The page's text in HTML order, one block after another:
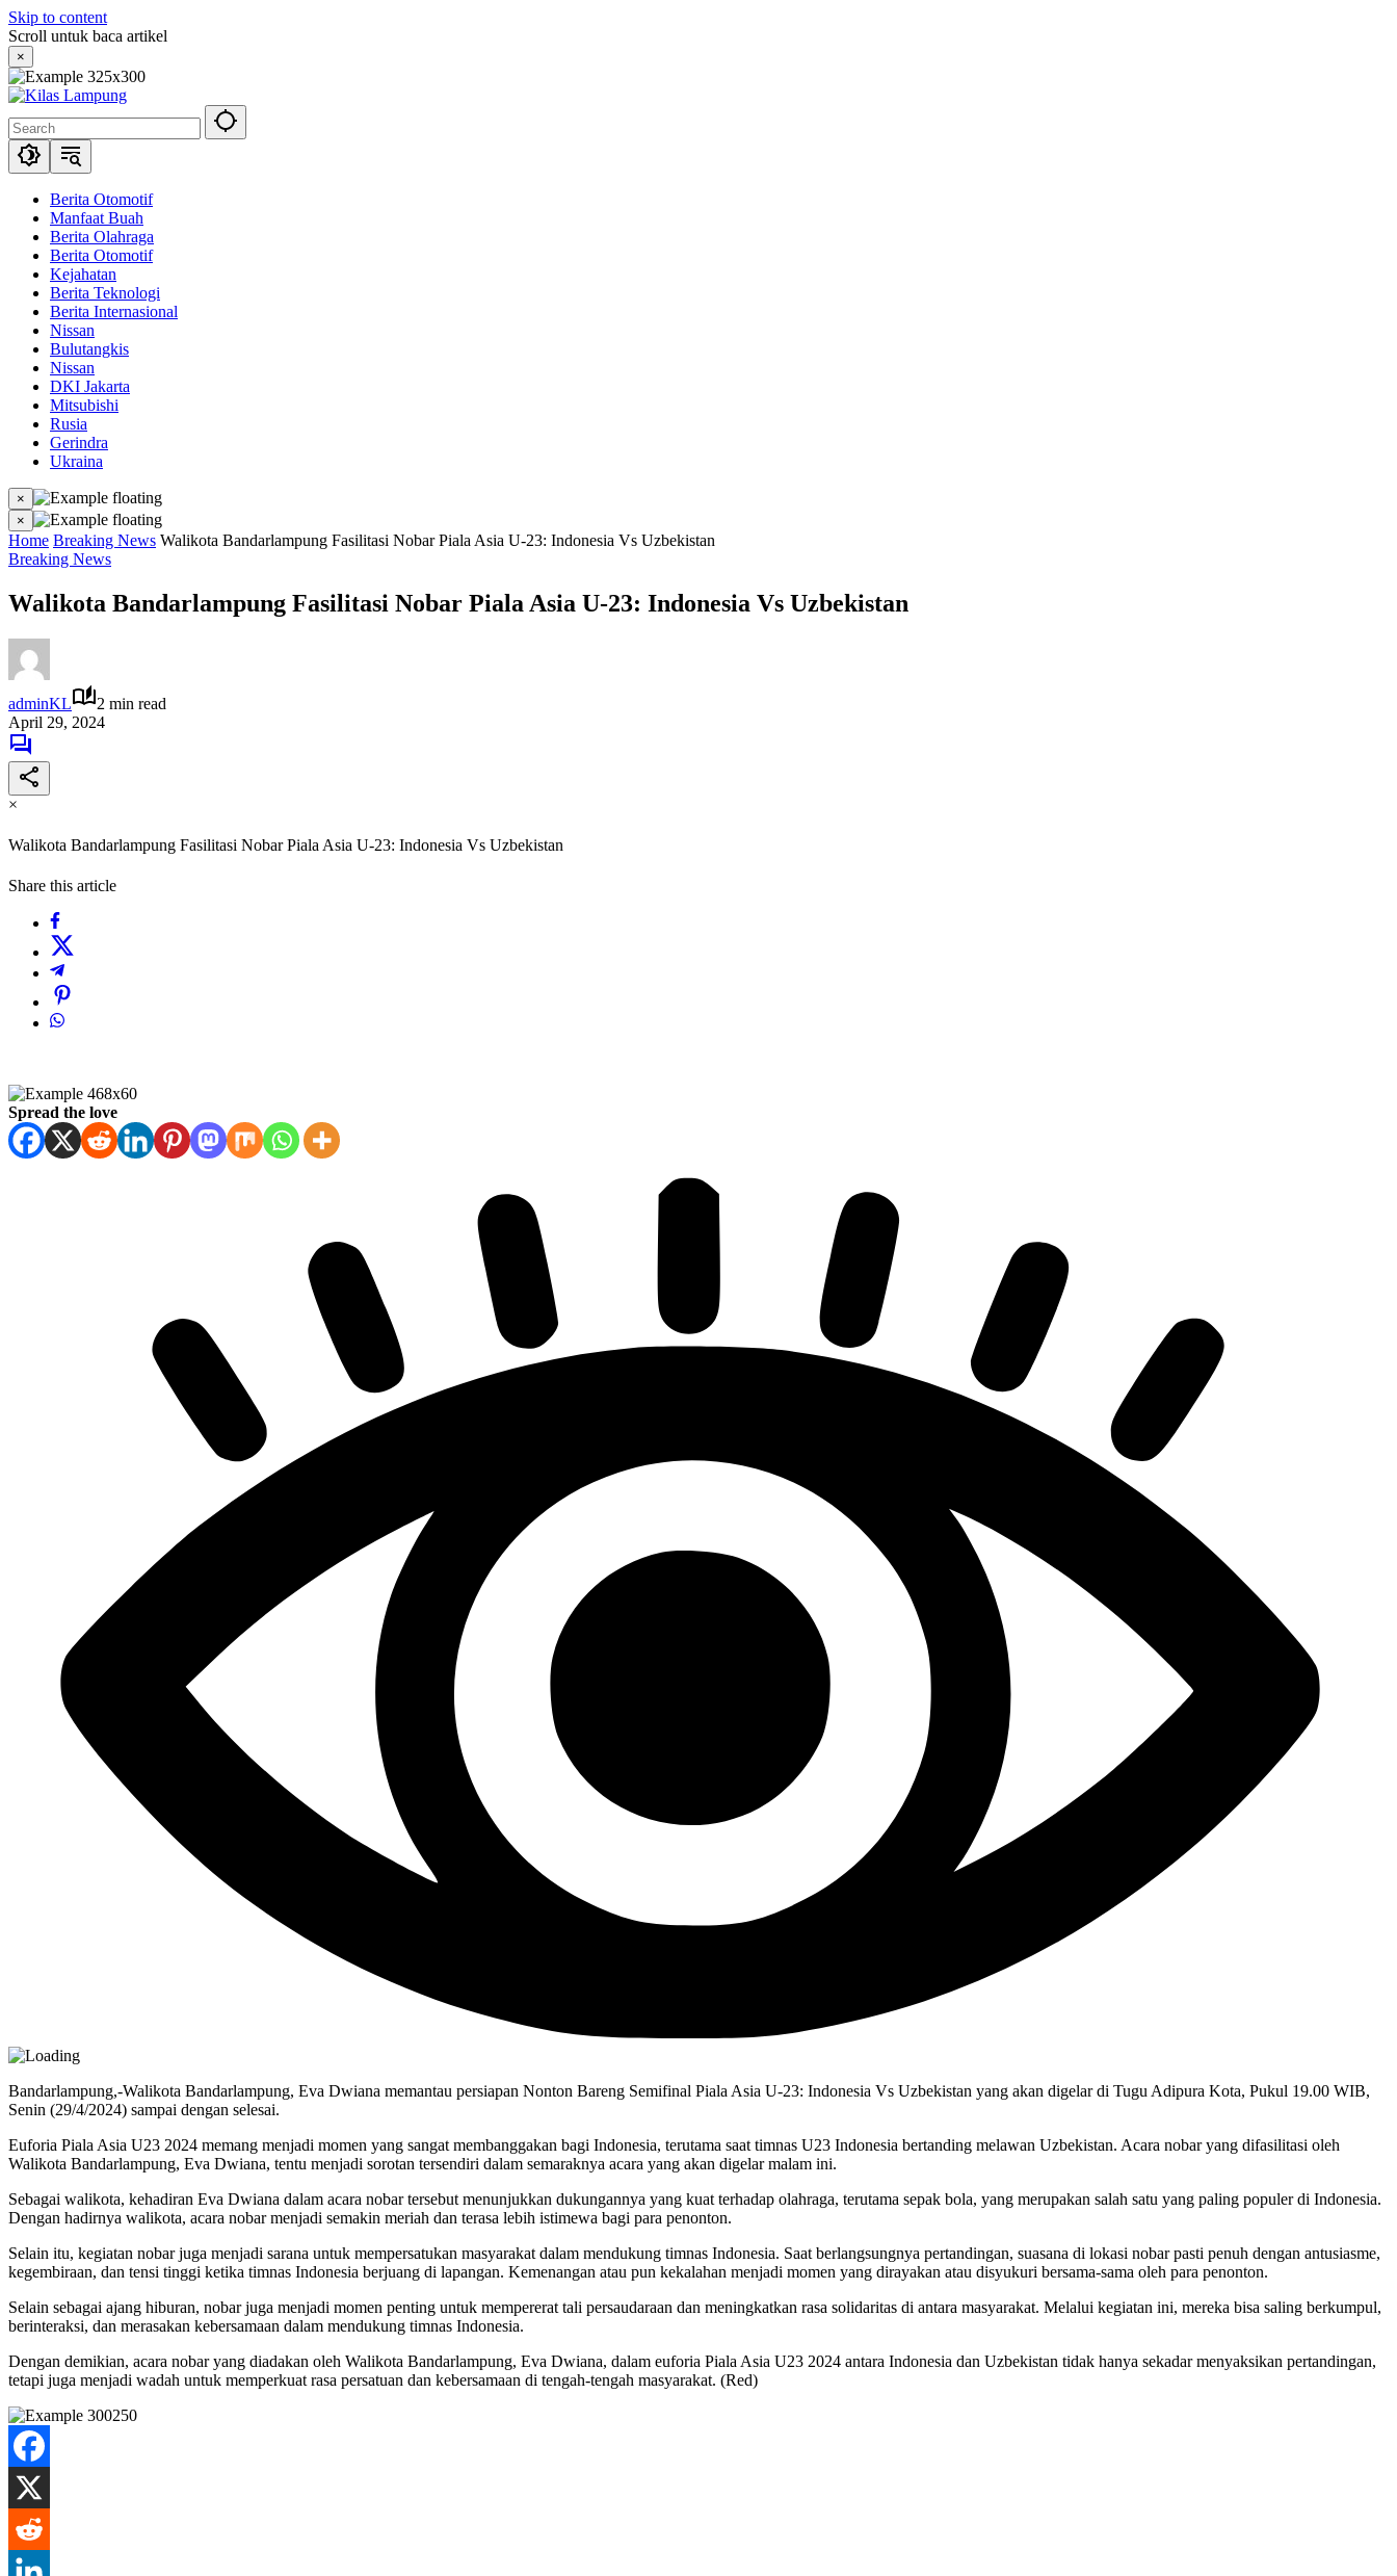
Skip to content
Scroll untuk baca artikel
×
Berita Otomotif
Manfaat Buah
Berita Olahraga
Berita Otomotif
Kejahatan
Berita Teknologi
Berita Internasional
Nissan
Bulutangkis
Nissan
DKI Jakarta
Mitsubishi
Rusia
Gerindra
Ukraina
×
×
Home Breaking News Walikota Bandarlampung Fasilitasi Nobar Piala Asia U-23: Indonesia Vs Uzbekistan
Breaking News
Walikota Bandarlampung Fasilitasi Nobar Piala Asia U-23: Indonesia Vs Uzbekistan
adminKL
2 min read
April 29, 2024
×
Walikota Bandarlampung Fasilitasi Nobar Piala Asia U-23: Indonesia Vs Uzbekistan
Share this article
Spread the love
Bandarlampung,-Walikota Bandarlampung, Eva Dwiana memantau persiapan Nonton Bareng Semifinal Piala Asia U-23: Indonesia Vs Uzbekistan yang akan digelar di Tugu Adipura Kota, Pukul 19.00 WIB,
Senin (29/4/2024) sampai dengan selesai.
Euforia Piala Asia U23 2024 memang menjadi momen yang sangat membanggakan bagi Indonesia, terutama saat timnas U23 Indonesia bertanding melawan Uzbekistan. Acara nobar yang difasilitasi oleh
Walikota Bandarlampung, Eva Dwiana, tentu menjadi sorotan tersendiri dalam semaraknya acara yang akan digelar malam ini.
Sebagai walikota, kehadiran Eva Dwiana dalam acara nobar tersebut menunjukkan dukungannya yang kuat terhadap olahraga, terutama sepak bola, yang merupakan salah satu yang paling populer di Indonesia.
Dengan hadirnya walikota, acara nobar menjadi semakin meriah dan terasa lebih istimewa bagi para penonton.
Selain itu, kegiatan nobar juga menjadi sarana untuk mempersatukan masyarakat dalam mendukung timnas Indonesia. Saat berlangsungnya pertandingan, suasana di lokasi nobar pasti penuh dengan antusiasme,
kegembiraan, dan tensi tinggi ketika timnas Indonesia berjuang di lapangan. Kemenangan atau pun kekalahan menjadi momen yang dirayakan atau disyukuri bersama-sama oleh para penonton.
Selain sebagai ajang hiburan, nobar juga menjadi momen penting untuk mempererat tali persaudaraan dan meningkatkan rasa solidaritas di antara masyarakat. Melalui kegiatan ini, mereka bisa saling berkumpul,
berinteraksi, dan merasakan kebersamaan dalam mendukung timnas Indonesia.
Dengan demikian, acara nobar yang diadakan oleh Walikota Bandarlampung, Eva Dwiana, dalam euforia Piala Asia U23 2024 antara Indonesia dan Uzbekistan tidak hanya sekadar menyaksikan pertandingan,
tetapi juga menjadi wadah untuk memperkuat rasa persatuan dan kebersamaan di tengah-tengah masyarakat. (Red)